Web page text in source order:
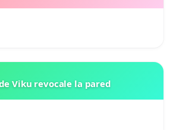
Viku revocale la pared